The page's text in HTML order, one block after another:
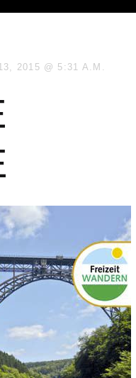
2015 5:31 A.M.